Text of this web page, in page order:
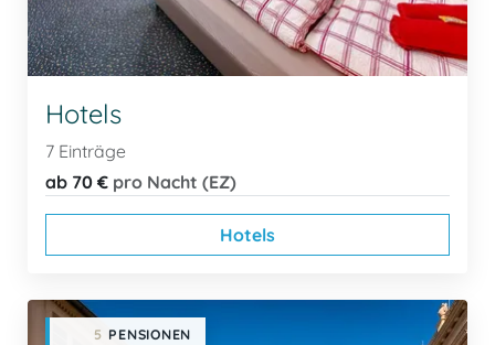
Hotels
7 Einträge
ab 70 € pro Nacht (EZ)
Hotels
5 PENSIONEN